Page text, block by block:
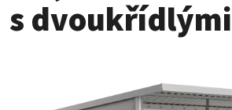
s
T